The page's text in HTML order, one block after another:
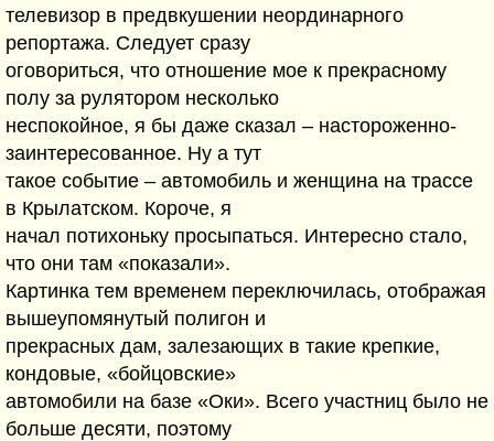
телевизор в предвкушении неординарного
репортажа. Следует сразу
оговориться, что отношение мое к прекрасному
полу за рулятором несколько
неспокойное, я бы даже сказал – настороженно-
заинтересованное. Ну а тут
такое событие – автомобиль и женщина на трассе
в Крылатском. Короче, я
начал потихоньку просыпаться. Интересно стало,
что они там «показали».
Картинка тем временем переключилась, отображая
вышеупомянутый полигон и
прекрасных дам, залезающих в такие крепкие,
кондовые, «бойцовские»
автомобили на базе «Оки». Всего участниц было не
больше десяти, поэтому